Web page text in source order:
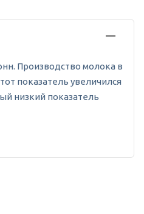
Производство молока в
показатель увеличился
низкий показатель